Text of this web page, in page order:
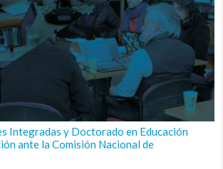
Integradas y Doctorado en Educación
ante la Comisión Nacional de